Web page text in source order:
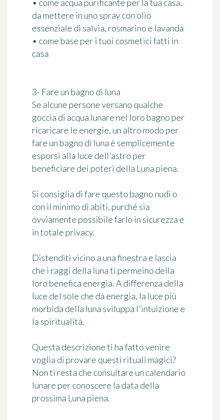
• come acqua purificante per la tua casa,
da mettere in uno spray con olio
essenziale di salvia, rosmarino e lavanda
• come base per i tuoi cosmetici fatti in
casa
3- Fare un bagno di luna
Se alcune persone versano qualche
goccia di acqua lunare nel loro bagno per
ricaricare le energie, un altro modo per
fare un bagno di luna è semplicemente
esporsi alla luce dell'astro per
beneficiare dei poteri della Luna piena.
Si consiglia di fare questo bagno nudi o
con il minimo di abiti, purché sia
ovviamente possibile farlo in sicurezza e
in totale privacy.
Distenditi vicino a una finestra e lascia
che i raggi della luna ti permeino della
loro benefica energia. A differenza della
luce del sole che dà energia, la luce più
morbida della luna sviluppa l'intuizione e
la spiritualità.
Questa descrizione ti ha fatto venire
voglia di provare questi rituali magici?
Non ti resta che consultare un calendario
lunare per conoscere la data della
prossima Luna piena.